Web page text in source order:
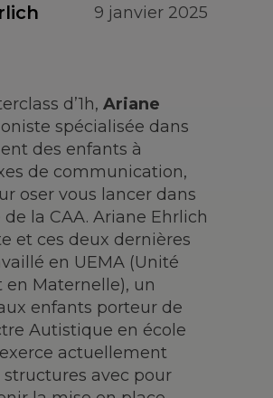
9 janvier 2025
d’1h, Ariane
spécialisée dans
des enfants à
de communication,
oser vous lancer dans
la CAA. Ariane Ehrlich
et ces deux dernières
en UEMA (Unité
en Maternelle), un
enfants porteur de
Autistique en école
actuellement
avec pour